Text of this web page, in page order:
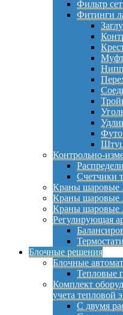
Фильтр
Фитинги
Контрольно-
Счетчики
Краны шаровые
Краны шаровые
Краны шаровые
Регулирующая
Блочные решения
Блочные
Тепловые
Комплект
учета тепловой
С двумя